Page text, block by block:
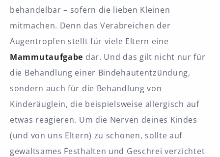
behandelbar – sofern die lieben Kleinen
mitmachen. Denn das Verabreichen der
Augentropfen stellt für viele Eltern eine
Mammutaufgabe dar. Und das gilt nicht nur für
die Behandlung einer Bindehautentzündung,
sondern auch für die Behandlung von
Kinderäuglein, die beispielsweise allergisch auf
etwas reagieren. Um die Nerven deines Kindes
(und von uns Eltern) zu schonen, sollte auf
gewaltsames Festhalten und Geschrei verzichtet